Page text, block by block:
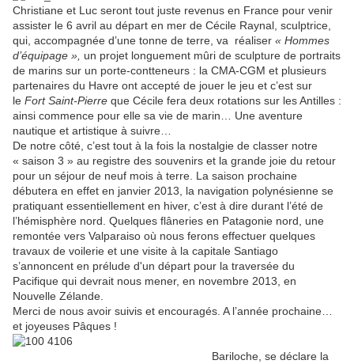
Christiane et Luc seront tout juste revenus en France pour venir
assister le 6 avril au départ en mer de Cécile Raynal, sculptrice,
qui, accompagnée d’une tonne de terre, va réaliser « Hommes
d’équipage », un projet longuement mûri de sculpture de portraits
de marins sur un porte-contteneurs : la CMA-CGM et plusieurs
partenaires du Havre ont accepté de jouer le jeu et c’est sur
le Fort Saint-Pierre que Cécile fera deux rotations sur les Antilles :
ainsi commence pour elle sa vie de marin… Une aventure
nautique et artistique à suivre…
De notre côté, c’est tout à la fois la nostalgie de classer notre
« saison 3 » au registre des souvenirs et la grande joie du retour
pour un séjour de neuf mois à terre. La saison prochaine
débutera en effet en janvier 2013, la navigation polynésienne se
pratiquant essentiellement en hiver, c’est à dire durant l’été de
l’hémisphère nord. Quelques flâneries en Patagonie nord, une
remontée vers Valparaiso où nous ferons effectuer quelques
travaux de voilerie et une visite à la capitale Santiago
s’annoncent en prélude d'un départ pour la traversée du
Pacifique qui devrait nous mener, en novembre 2013, en
Nouvelle Zélande.
Merci de nous avoir suivis et encouragés. A l’année prochaine…
et joyeuses Pâques !
Bariloche, se déclare la